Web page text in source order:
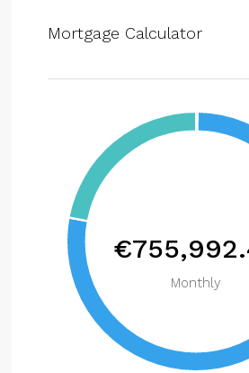
Mortgage Calculator
Monthly